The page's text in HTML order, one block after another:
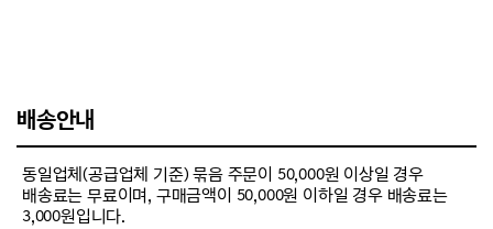
배송안내
동일업체(공급업체 기준) 묶음 주문이 50,000원 이상일 경우
배송료는 무료이며, 구매금액이 50,000원 이하일 경우 배송료는
3,000원입니다.